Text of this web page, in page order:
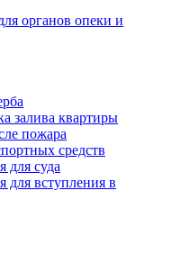
органов опеки и
залива квартиры
пожара
средств
для суда
для вступления в